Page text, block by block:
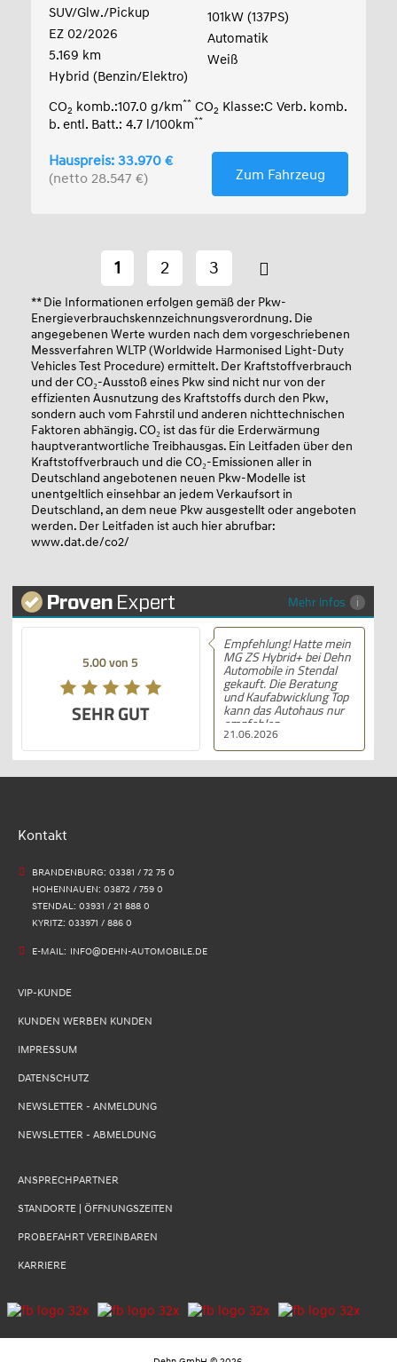
SUV/Glw./Pickup
EZ 02/2026
5.169 km
Hybrid (Benzin/Elektro)
101kW (137PS)
Automatik
Weiß
CO2 komb.:107.0 g/km** CO2 Klasse:C Verb. komb.
b. entl. Batt.: 4.7 l/100km**
Hauspreis: 33.970 €
(netto 28.547 €)
Zum Fahrzeug
1 2 3
** Die Informationen erfolgen gemäß der Pkw-
Energieverbrauchskennzeichnungsverordnung. Die
angegebenen Werte wurden nach dem vorgeschriebenen
Messverfahren WLTP (Worldwide Harmonised Light-Duty
Vehicles Test Procedure) ermittelt. Der Kraftstoffverbrauch
und der CO₂-Ausstoß eines Pkw sind nicht nur von der
effizienten Ausnutzung des Kraftstoffs durch den Pkw,
sondern auch vom Fahrstil und anderen nichttechnischen
Faktoren abhängig. CO₂ ist das für die Erderwärmung
hauptverantwortliche Treibhausgas. Ein Leitfaden über den
Kraftstoffverbrauch und die CO₂-Emissionen aller in
Deutschland angebotenen neuen Pkw-Modelle ist
unentgeltlich einsehbar an jedem Verkaufsort in
Deutschland, an dem neue Pkw ausgestellt oder angeboten
werden. Der Leitfaden ist auch hier abrufbar:
www.dat.de/co2/
Mehr Infos
5.00 von 5
SEHR GUT
21.06.2026
Empfehlung! Hatte mein
MG ZS Hybrid+ bei Dehn
Automobile in Stendal
gekauft. Die Beratung
und Kaufabwicklung Top
kann das Autohaus nur
empfehlen .
Kontakt
BRANDENBURG: 03381 / 72 75 0
HOHENNAUEN: 03872 / 759 0
STENDAL: 03931 / 21 888 0
KYRITZ: 033971 / 886 0
E-MAIL: INFO@DEHN-AUTOMOBILE.DE
VIP-KUNDE
KUNDEN WERBEN KUNDEN
IMPRESSUM
DATENSCHUTZ
NEWSLETTER - ANMELDUNG
NEWSLETTER - ABMELDUNG
ANSPRECHPARTNER
STANDORTE | ÖFFNUNGSZEITEN
PROBEFAHRT VEREINBAREN
KARRIERE